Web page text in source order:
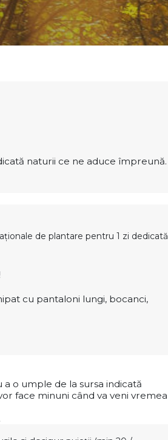
naturii ce ne aduce împreună.
de plantare pentru 1 zi dedicată
cu pantaloni lungi, bocanci,
a o umple de la sursa indicată
face minuni când va veni vremea